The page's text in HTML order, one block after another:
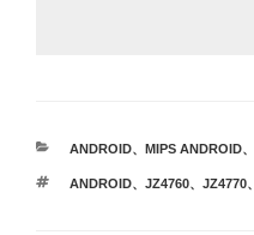
カ
ゴ
ANDROID、 MIPS ANDROID、
タ
ANDROID、 JZ4760、 JZ4770、